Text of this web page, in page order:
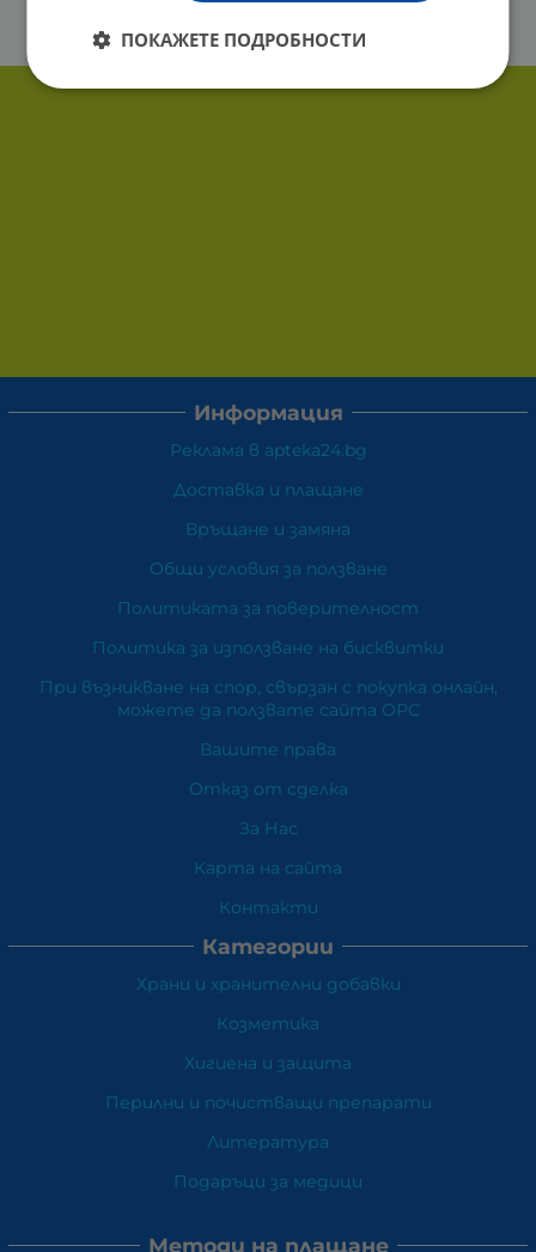
Информация
Реклама в apteka24.bg
Доставка и плащане
Връщане и замяна
Общи условия за ползване
Политиката за поверителност
Политика за използване на бисквитки
При възникване на спор, свързан с покупка онлайн,
можете да ползвате сайта ОРС
Вашите права
Отказ от сделка
За Нас
Карта на сайта
Контакти
Категории
Храни и хранителни добавки
Козметика
Хигиена и защита
Перилни и почистващи препарати
Литература
Подаръци за медици
Методи на плащане
ПОКАЖЕТЕ ПОДРОБНОСТИ